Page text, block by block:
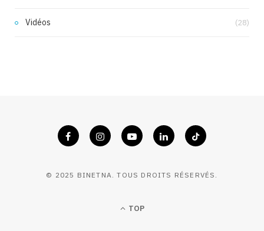
Vidéos (28)
© 2025 BINETNA. TOUS DROITS RÉSERVÉS.
TOP